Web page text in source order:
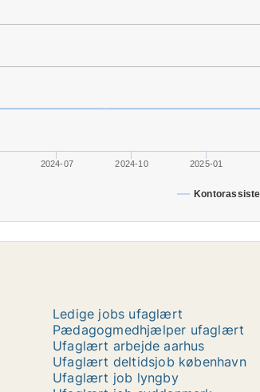
2024-07 2024-10 2025-01
Ledige jobs ufaglært
Pædagogmedhjælper ufaglært
Ufaglært arbejde aarhus
Ufaglært deltidsjob københavn
Ufaglært job lyngby